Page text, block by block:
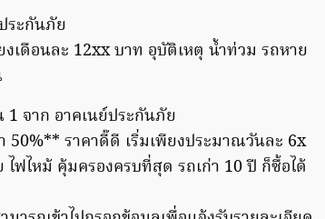
ระกันภัย
เดือนละ 12xx บาท อุบัติเหตุ น้ำท่วม รถหาย
จาก อาคเนย์ประกันภัย
ราคาดี๊ดี เริ่มเพียงประมาณวันละ 6x
ฟไหม้ คุ้มครองครบที่สุด รถเก่า 10 ปี ก็ซื้อได้